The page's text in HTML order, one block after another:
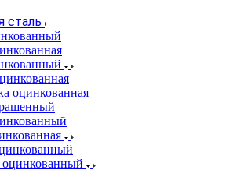
сталь
оцинкованная